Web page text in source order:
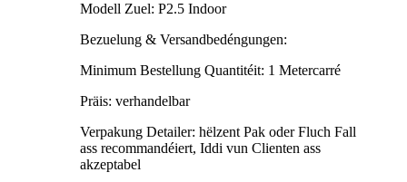
Modell Zuel: P2.5 Indoor
Bezuelung & Versandbedéngungen:
Minimum Bestellung Quantitéit: 1 Metercarré
Präis: verhandelbar
Verpakung Detailer: hëlzent Pak oder Fluch Fall
ass recommandéiert, Iddi vun Clienten ass
akzeptabel